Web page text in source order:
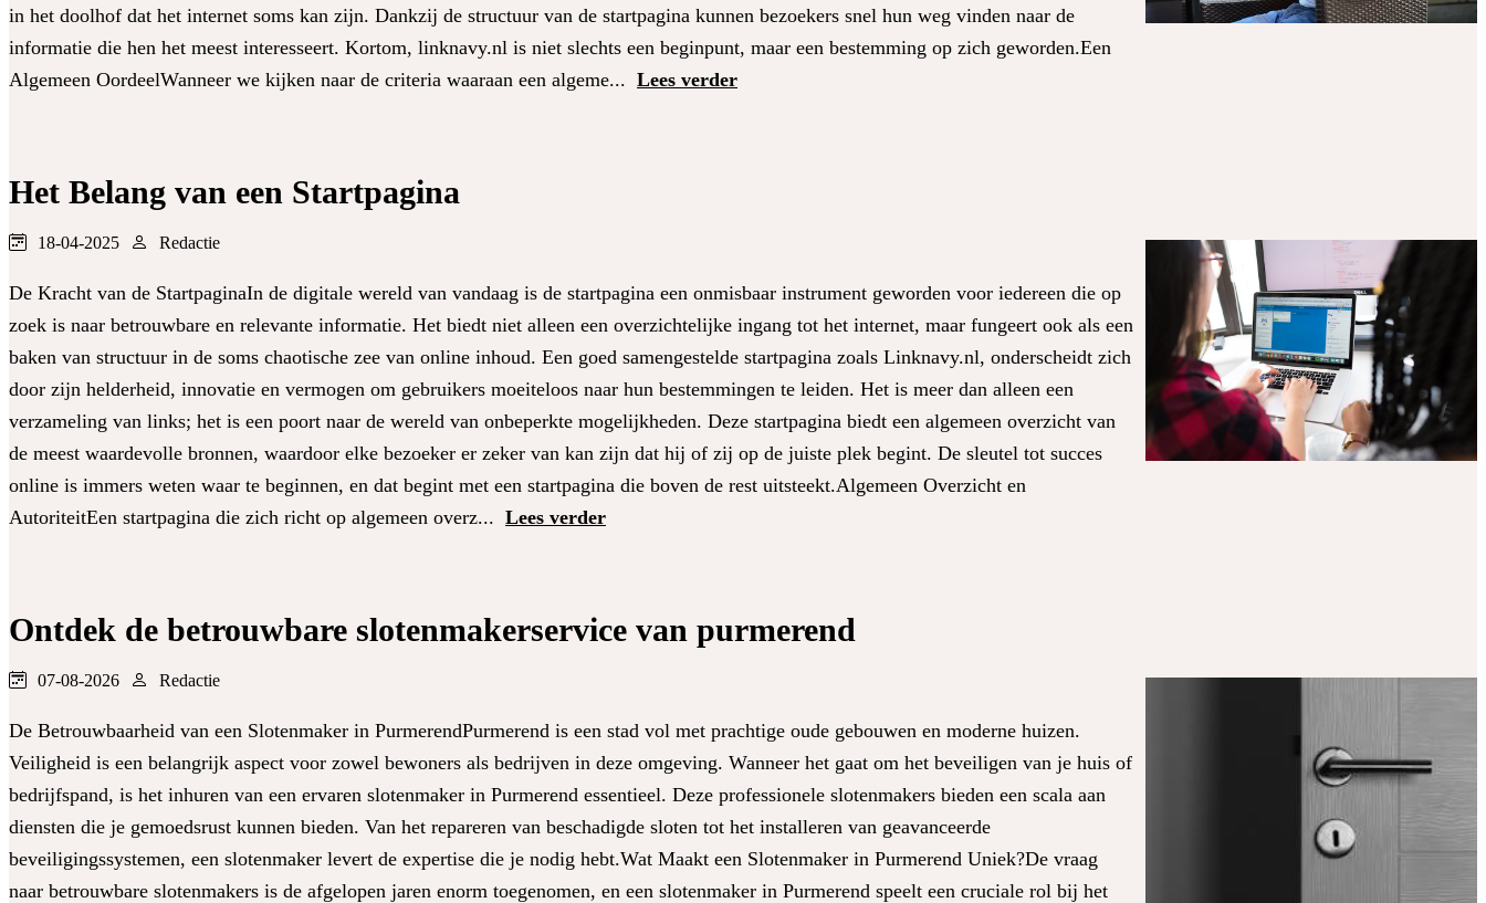
in het doolhof dat het internet soms kan zijn. Dankzij de structuur van de startpagina kunnen bezoekers snel hun weg vinden naar de
informatie die hen het meest interesseert. Kortom, linknavy.nl is niet slechts een beginpunt, maar een bestemming op zich geworden.Een
Algemeen OordeelWanneer we kijken naar de criteria waaraan een algeme... Lees verder
Het Belang van een Startpagina
18-04-2025 Redactie
De Kracht van de StartpaginaIn de digitale wereld van vandaag is de startpagina een onmisbaar instrument geworden voor iedereen die op
zoek is naar betrouwbare en relevante informatie. Het biedt niet alleen een overzichtelijke ingang tot het internet, maar fungeert ook als een
baken van structuur in de soms chaotische zee van online inhoud. Een goed samengestelde startpagina zoals Linknavy.nl, onderscheidt zich
door zijn helderheid, innovatie en vermogen om gebruikers moeiteloos naar hun bestemmingen te leiden. Het is meer dan alleen een
verzameling van links; het is een poort naar de wereld van onbeperkte mogelijkheden. Deze startpagina biedt een algemeen overzicht van
de meest waardevolle bronnen, waardoor elke bezoeker er zeker van kan zijn dat hij of zij op de juiste plek begint. De sleutel tot succes
online is immers weten waar te beginnen, en dat begint met een startpagina die boven de rest uitsteekt.Algemeen Overzicht en
AutoriteitEen startpagina die zich richt op algemeen overz... Lees verder
Ontdek de betrouwbare slotenmakerservice van purmerend
07-08-2026 Redactie
De Betrouwbaarheid van een Slotenmaker in PurmerendPurmerend is een stad vol met prachtige oude gebouwen en moderne huizen.
Veiligheid is een belangrijk aspect voor zowel bewoners als bedrijven in deze omgeving. Wanneer het gaat om het beveiligen van je huis of
bedrijfspand, is het inhuren van een ervaren slotenmaker in Purmerend essentieel. Deze professionele slotenmakers bieden een scala aan
diensten die je gemoedsrust kunnen bieden. Van het repareren van beschadigde sloten tot het installeren van geavanceerde
beveiligingssystemen, een slotenmaker levert de expertise die je nodig hebt.Wat Maakt een Slotenmaker in Purmerend Uniek?De vraag
naar betrouwbare slotenmakers is de afgelopen jaren enorm toegenomen, en een slotenmaker in Purmerend speelt een cruciale rol bij het